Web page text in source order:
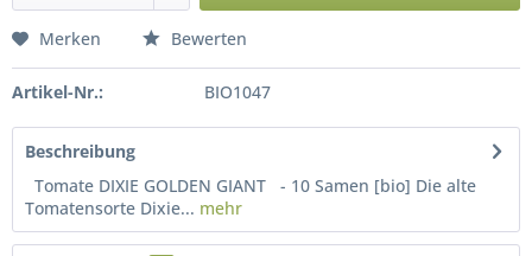
Merken Bewerten
Artikel-Nr.: BIO1047
Beschreibung
Tomate DIXIE GOLDEN GIANT - 10 Samen [bio] Die alte
Tomatensorte Dixie... mehr